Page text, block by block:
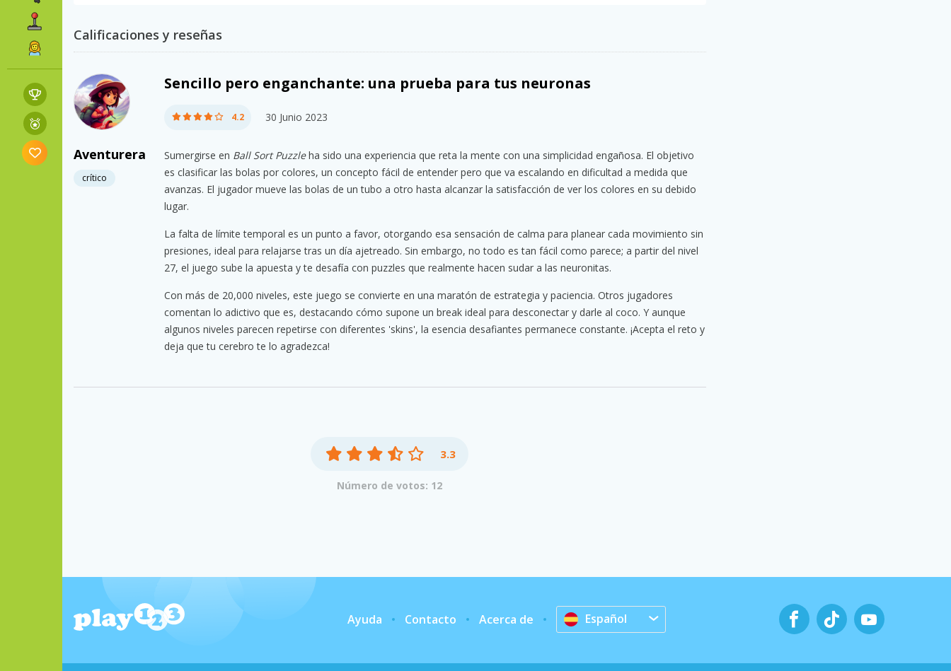
Calificaciones y reseñas
Aventurera
crítico
Sencillo pero enganchante: una prueba para tus neuronas
4.2 30 Junio 2023
Sumergirse en Ball Sort Puzzleha sido una experiencia que reta la mente con una simplicidad engañosa. El objetivo
es clasificar las bolas por colores, un concepto fácil de entender pero que va escalando en dificultad a medida que
avanzas. El jugador mueve las bolas de un tubo a otro hasta alcanzar la satisfacción de ver los colores en su debido
lugar.
La falta de límite temporal es un punto a favor, otorgando esa sensación de calma para planear cada movimiento sin
presiones, ideal para relajarse tras un día ajetreado. Sin embargo, no todo es tan fácil como parece; a partir del nivel
27, el juego sube la apuesta y te desafía con puzzles que realmente hacen sudar a las neuronitas.
Con más de 20,000 niveles, este juego se convierte en una maratón de estrategia y paciencia. Otros jugadores
comentan lo adictivo que es, destacando cómo supone un break ideal para desconectar y darle al coco. Y aunque
algunos niveles parecen repetirse con diferentes 'skins', la esencia desafiantes permanece constante. ¡Acepta el reto y
deja que tu cerebro te lo agradezca!
3.3
Número de votos: 12
Ayuda Contacto Acerca de Español